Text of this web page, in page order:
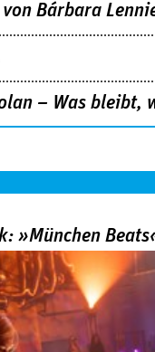
Bárbara
– Was bleibt,
»München